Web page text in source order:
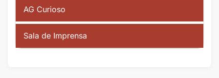
AG Curioso
Sala de Imprensa